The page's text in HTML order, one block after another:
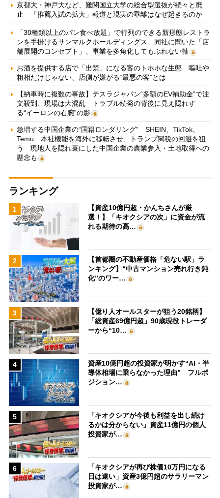
京都大・神戸大など、難関国立大学の総合型選抜が続々と廃
止 「推薦入試の拡大」報道と現実の乖離はなぜ起きるのか
「30種類以上のパン食べ放題」で行列のできる新形態レストラ
ンを手掛けるサンマルクホールディングス 同社に聞いた「店
舗展開のコンセプト」、事業を多角化してもぶれない軸
お酒を提供する店で「出禁」になる客のトホホな生態 嘔吐や
粗相だけじゃない、店側が嫌がる“最悪の客”とは
【納車時に複数の事故】テスラジャパン“多額のEV補助金”で注
文殺到、現場は大混乱 トラブル続発の背後に見え隠れす
る“イーロンの右腕”の影
急増する中国企業の“国籍ロンダリング” SHEIN、TikTok、
Temu…本社機能を海外に移転させ、トランプ関税の回避を狙
う 現地人を隠れ蓑にした中国企業の農業参入・土地取得への
懸念も
ランキング
1
【資産10億円超・かんちさんが厳
選！】「キオクシアの次」に資金が流
れる期待の高…
2
【首都圏の不動産価格「危ない駅」ラ
ンキング】“中古マンション売れ行き鈍
化”のワー…
3
【億り人オールスターが狙う20銘柄】
「総資産69億円超」90歳現役トレーダ
ーから“10…
4
資産10億円超の投資家が明かす“AI・半
導体相場に乗らなかった理由” フルポ
ジション…
5
「キオクシアが今後も利益を出し続け
るかは分からない」資産11億円の個人
投資家が…
6
「キオクシアが再び株価10万円になる
日は遠い」資産3億円超のサラリーマン
投資家が…